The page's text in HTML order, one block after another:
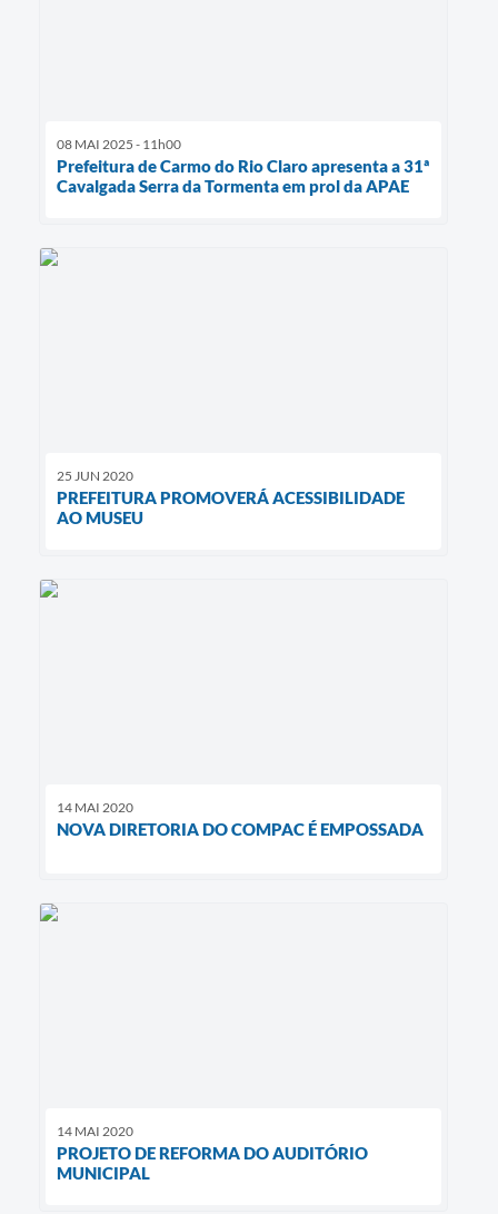
08 MAI 2025 - 11h00
Prefeitura de Carmo do Rio Claro apresenta a 31ª
Cavalgada Serra da Tormenta em prol da APAE
25 JUN 2020
PREFEITURA PROMOVERÁ ACESSIBILIDADE
AO MUSEU
14 MAI 2020
NOVA DIRETORIA DO COMPAC É EMPOSSADA
14 MAI 2020
PROJETO DE REFORMA DO AUDITÓRIO
MUNICIPAL